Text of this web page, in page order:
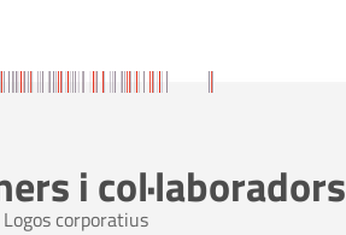
i col·laboradors
Logos corporatius